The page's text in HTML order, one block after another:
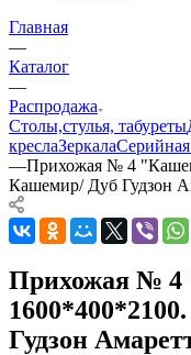
Главная
—
Каталог
—
Распродажа
Столы,стулья, табуреты
креслаЗеркала
—Прихожая № 4
Кашемир/ Дуб Гудзон
Прихожая № 4
Гудзон